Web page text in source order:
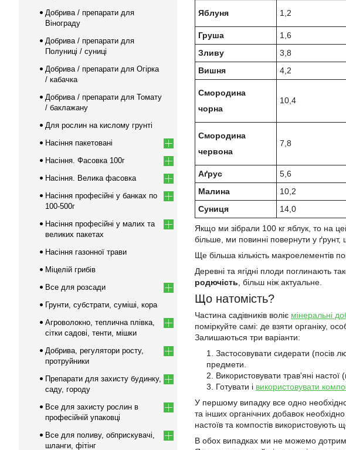
Яблуня 1,2
Груша 1,6
Зливу
3,8
Вишня
4,2
Смородина
чорна
10,4
Смородина
червона
7,8
Аґрус 5,6
Малина
10,2
Суниця
14,0
Якщо ми зібрали 100 кг яблук, то на
більше, ми повинні повернути у ґрунт,
Ще більша кількість макроелементів
Деревні та ягідні плоди поглинають
родючість , більш ніж актуальне.
Що натомість?
Частина садівників воліє мінеральні
поміркуйте самі: де взяти органіку,
Залишаються три варіанти:
Застосовувати сидерати (посів
предмети.
Використовувати трав'яні
Готувати і використовувати
У першому випадку все одно
та інших органічних добавок
настоїв та компостів використовують
В обох випадках ми не можемо
Добрива / препарати для
Вінограду
Добрива / препарати для
Полуниці / суниці
Добрива / препарати для Огірка
/ кабачка
Добрива / препарати для Томату
/ баклажану
Для рослин на кислому грунті
Насіння пакетовані
Насіння. Фасовка 100г
Насіння. Велика фасовка
Насіння професійні у банках по
100-500г
Насіння професійні у малих та
великих пакетах
Насіння газонної трави
Міцелій грибів
Все для розсади
Грунти, субстрати, суміші, кора
Агроволокно, теплична плівка,
сітки садові, тенти, мішки
Добрива, регулятори росту,
протруйники
Препарати для захисту будинку,
саду, городу
Все для захисту рослин в
професійній упаковці
Все для поливу, обприскувачі,
шланги, фітінг